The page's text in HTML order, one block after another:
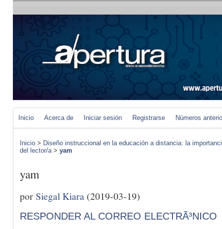
Inicio Acerca de Iniciar sesión Registrarse Números
Inicio > Diseño instruccional en la educación a distancia: la
del lector/a> yam
yam
porSiegal Kiara (2019-03-19)
RESPONDER AL CORREO ELECTRÃ³NICO